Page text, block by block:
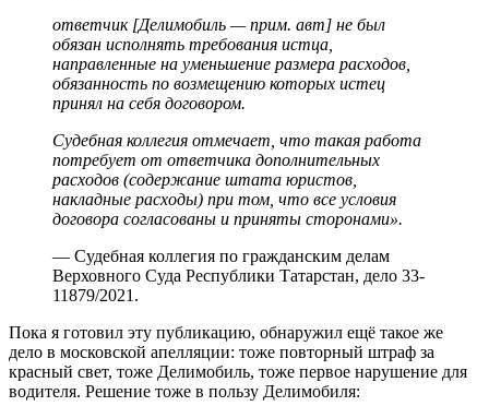
ответчик [Делимобиль — прим. авт] не был
обязан исполнять требования истца,
направленные на уменьшение размера расходов,
обязанность по возмещению которых истец
принял на себя договором.
Судебная коллегия отмечает, что такая работа
потребует от ответчика дополнительных
расходов (содержание штата юристов,
накладные расходы) при том, что все условия
договора согласованы и приняты сторонами».
— Судебная коллегия по гражданским делам
Верховного Суда Республики Татарстан, дело 33-
11879/2021.
Пока я готовил эту публикацию, обнаружил ещё такое же
дело в московской апелляции: тоже повторный штраф за
красный свет, тоже Делимобиль, тоже первое нарушение для
водителя. Решение тоже в пользу Делимобиля: